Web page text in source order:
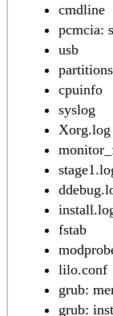
cmdline
pcmcia:
usb
partitions
cpuinfo
syslog
Xorg.log
fstab
lilo.conf
grub:
grub: